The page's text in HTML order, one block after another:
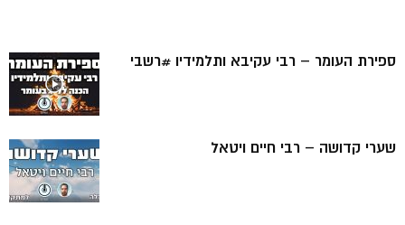
ספירת העומר – רבי עקיבא ותלמידיו #רשבי
שערי קדושה – רבי חיים ויטאל